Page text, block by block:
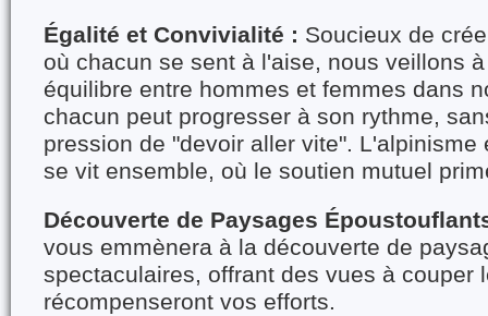
Égalité et Convivialité : Soucieux de
où chacun se sent à l'aise, nous veillons
équilibre entre hommes et femmes dans
chacun peut progresser à son rythme,
pression de "devoir aller vite". L'alpinisme
se vit ensemble, où le soutien mutuel
Découverte de Paysages
vous emmènera à la découverte de
spectaculaires, offrant des vues à couper
récompenseront vos efforts.